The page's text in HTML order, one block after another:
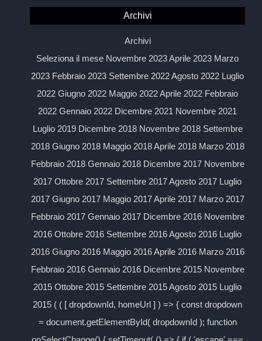
Archivi
Archivi
Seleziona il mese Novembre 2023 Aprile 2023 Marzo
2023 Febbraio 2023 Settembre 2022 Agosto 2022 Luglio
2022 Giugno 2022 Maggio 2022 Aprile 2022 Febbraio
2022 Gennaio 2022 Dicembre 2021 Novembre 2021
Luglio 2019 Dicembre 2018 Novembre 2018 Settembre
2018 Giugno 2018 Maggio 2018 Aprile 2018 Marzo 2018
Febbraio 2018 Gennaio 2018 Dicembre 2017 Novembre
2017 Ottobre 2017 Settembre 2017 Agosto 2017 Luglio
2017 Giugno 2017 Maggio 2017 Aprile 2017 Marzo 2017
Febbraio 2017 Gennaio 2017 Dicembre 2016 Novembre
2016 Ottobre 2016 Settembre 2016 Agosto 2016 Luglio
2016 Giugno 2016 Maggio 2016 Aprile 2016 Marzo 2016
Febbraio 2016 Gennaio 2016 Dicembre 2015 Novembre
2015 Ottobre 2015 Settembre 2015 Agosto 2015 Luglio
2015 ( ( [ dropdownId, homeUrl ] ) => { const dropdown
= document.getElementById( dropdownId ); function